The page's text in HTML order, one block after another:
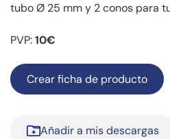
tubo Ø 25 mm y 2 conos para
PVP:10€
Crear ficha de producto
Añadir a mis descargas